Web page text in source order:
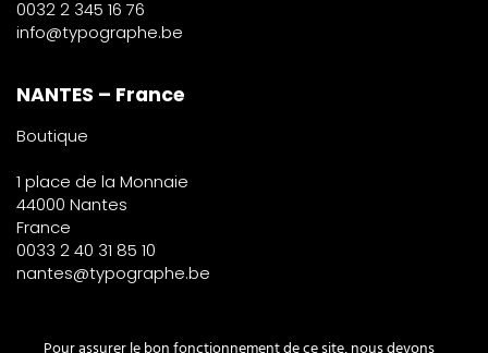
0032 2 345 16 76
info@typographe.be
NANTES – France
Boutique
1 place de la Monnaie
44000 Nantes
France
0033 2 40 31 85 10
nantes@typographe.be
PARIS – France